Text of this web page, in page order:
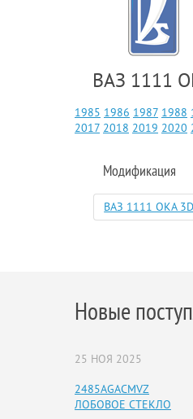
ВАЗ 1111
1985 1986 1987 1988
2017 2018 2019 2020
Модификация
ВАЗ 1111 ОКА
Новые
25 НОЯ 2025
2485AGACMVZ
ЛОБОВОЕ СТЕКЛО